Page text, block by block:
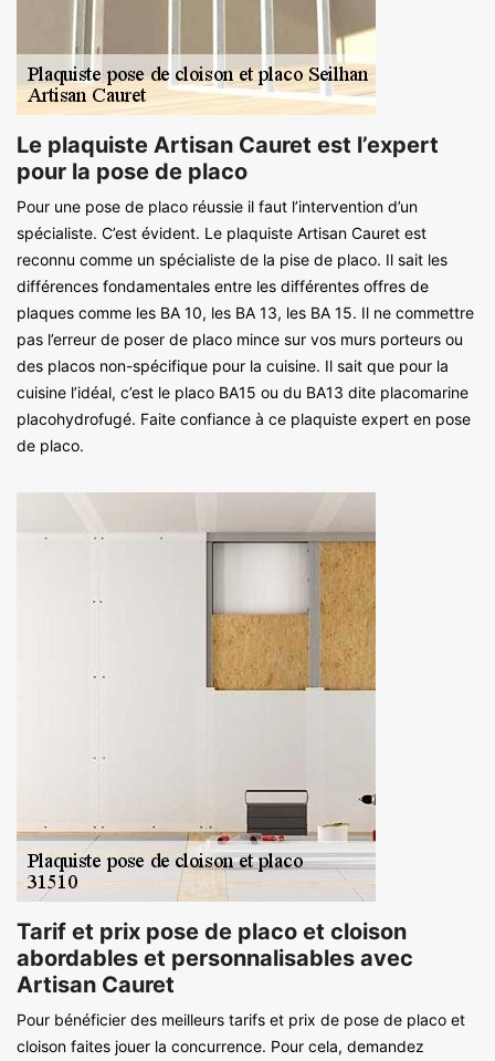
Le plaquiste Artisan Cauret est l’expert
pour la pose de placo
Pour une pose de placo réussie il faut l’intervention d’un
spécialiste. C’est évident. Le plaquiste Artisan Cauret est
reconnu comme un spécialiste de la pise de placo. Il sait les
différences fondamentales entre les différentes offres de
plaques comme les BA 10, les BA 13, les BA 15. Il ne commettre
pas l’erreur de poser de placo mince sur vos murs porteurs ou
des placos non-spécifique pour la cuisine. Il sait que pour la
cuisine l’idéal, c’est le placo BA15 ou du BA13 dite placomarine
placohydrofugé. Faite confiance à ce plaquiste expert en pose
de placo.
Tarif et prix pose de placo et cloison
abordables et personnalisables avec
Artisan Cauret
Pour bénéficier des meilleurs tarifs et prix de pose de placo et
cloison faites jouer la concurrence. Pour cela, demandez